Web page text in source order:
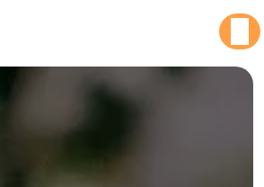
cookies